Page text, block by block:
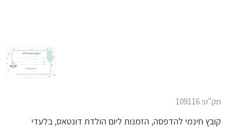
מק"ט:109116
קובץ חינמי להדפסה, הזמנות ליום הולדת דונטאס, בלעדי